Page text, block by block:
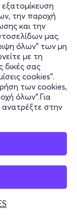
την παροχή
και την
μας.
όλων" των μη
με τη
δικές σας
cookies".
των cookies,
όλων".Για
ανατρέξτε στην